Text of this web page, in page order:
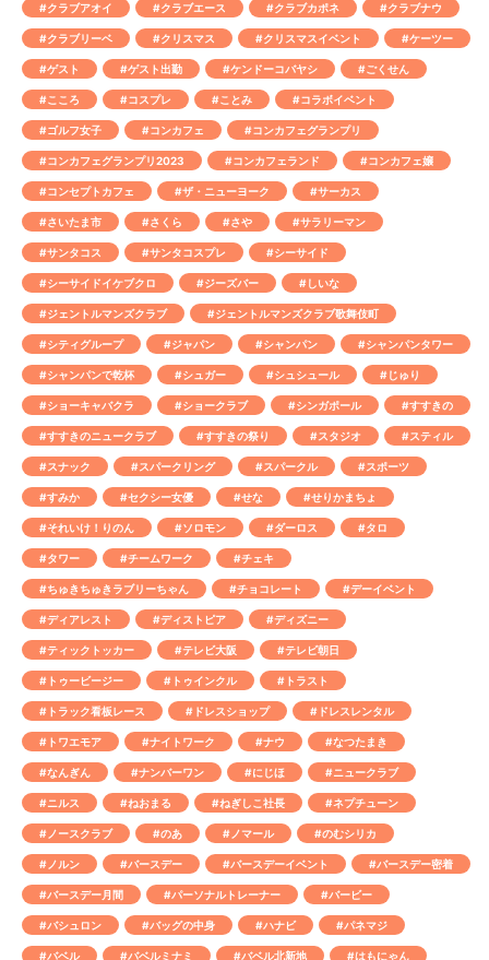
#クラブアオイ #クラブエース #クラブカポネ #クラブナウ
#クラブリーベ #クリスマス #クリスマスイベント #ケーツー
#ゲスト #ゲスト出勤 #ケンドーコバヤシ #ごくせん
#こころ #コスプレ #ことみ #コラボイベント
#ゴルフ女子 #コンカフェ #コンカフェグランプリ
#コンカフェグランプリ2023 #コンカフェランド #コンカフェ嬢
#コンセプトカフェ #ザ・ニューヨーク #サーカス
#さいたま市 #さくら #さや #サラリーマン
#サンタコス #サンタコスプレ #シーサイド
#シーサイドイケブクロ #ジーズバー #しいな
#ジェントルマンズクラブ #ジェントルマンズクラブ歌舞伎町
#シティグループ #ジャパン #シャンパン #シャンパンタワー
#シャンパンで乾杯 #シュガー #シュシュール #じゅり
#ショーキャバクラ #ショークラブ #シンガポール #すすきの
#すすきのニュークラブ #すすきの祭り #スタジオ #スティル
#スナック #スパークリング #スパークル #スポーツ
#すみか #セクシー女優 #せな #せりかまちょ
#それいけ！りのん #ソロモン #ダーロス #タロ
#タワー #チームワーク #チェキ
#ちゅきちゅきラブリーちゃん #チョコレート #デーイベント
#ディアレスト #ディストピア #ディズニー
#ティックトッカー #テレビ大阪 #テレビ朝日
#トゥービージー #トゥインクル #トラスト
#トラック看板レース #ドレスショップ #ドレスレンタル
#トワエモア #ナイトワーク #ナウ #なつたまき
#なんぎん #ナンバーワン #にじほ #ニュークラブ
#ニルス #ねおまる #ねぎしこ社長 #ネプチューン
#ノースクラブ #のあ #ノマール #のむシリカ
#ノルン #バースデー #バースデーイベント #バースデー密着
#バースデー月間 #パーソナルトレーナー #バービー
#バシュロン #バッグの中身 #ハナビ #パネマジ
#バベル #バベルミナミ #バベル北新地 #はもにゃん